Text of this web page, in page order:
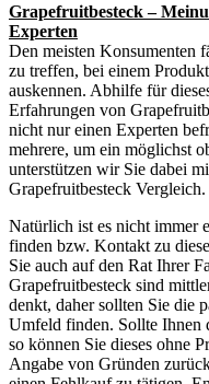
Grapefruitbesteck –
Experten
Den meisten Konsumenten
zu treffen, bei einem
auskennen. Abhilfe für
Erfahrungen von
nicht nur einen Experten
mehrere, um ein möglichst
unterstützen wir Sie dabei
Grapefruitbesteck Vergleich.
Natürlich ist es nicht immer
finden bzw. Kontakt zu
Sie auch auf den Rat Ihrer
Grapefruitbesteck sind
denkt, daher sollten Sie die
Umfeld finden. Sollte Ihnen
so können Sie dieses ohne
Angabe von Gründen